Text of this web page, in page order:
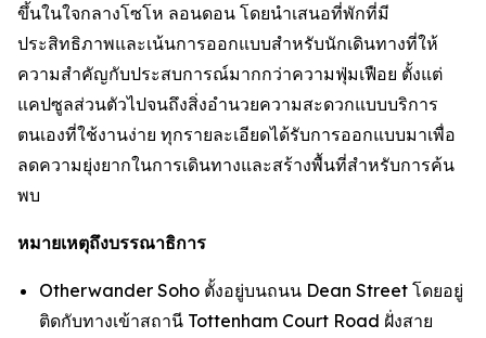
ขึ้นในใจกลางโซโห ลอนดอน โดยนำเสนอที่พักที่มี
ประสิทธิภาพและเน้นการออกแบบสำหรับนักเดินทางที่ให้
ความสำคัญกับประสบการณ์มากกว่าความฟุ่มเฟือย ตั้งแต่
แคปซูลส่วนตัวไปจนถึงสิ่งอำนวยความสะดวกแบบบริการ
ตนเองที่ใช้งานง่าย ทุกรายละเอียดได้รับการออกแบบมาเพื่อ
ลดความยุ่งยากในการเดินทางและสร้างพื้นที่สำหรับการค้น
พบ
หมายเหตุถึงบรรณาธิการ
Otherwander Soho ตั้งอยู่บนถนน Dean Street โดยอยู่
ติดกับทางเข้าสถานี Tottenham Court Road ฝั่งสาย